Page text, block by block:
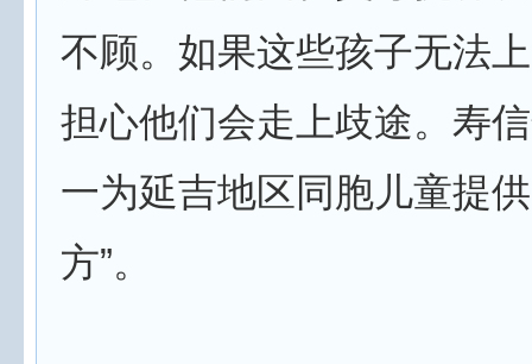
不顾。如果这些孩子无法
担心他们会走上歧途。寿
一为延吉地区同胞儿童提
方”。